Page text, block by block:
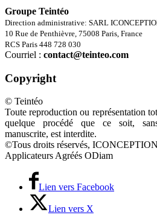
Groupe Teintéo
Direction administrative: SARL
10 Rue de Penthièvre, 75008 Paris, France
RCS Paris 448 728 030
Courriel : contact@teinteo.com
Copyright
© Teintéo
Toute reproduction ou représentation
quelque procédé que ce soit,
manuscrite, est interdite.
©Tous droits réservés,
Applicateurs Agréés ODiam
Lien vers Facebook
Lien vers X